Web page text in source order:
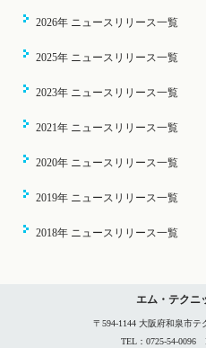
2026年 ニュースリリース一覧
2025年 ニュースリリース一覧
2023年 ニュースリリース一覧
2021年 ニュースリリース一覧
2020年 ニュースリリース一覧
2019年 ニュースリリース一覧
2018年 ニュースリリース一覧
エム・テクニ
〒594-1144 大阪府和泉市テ
TEL：0725-54-0096